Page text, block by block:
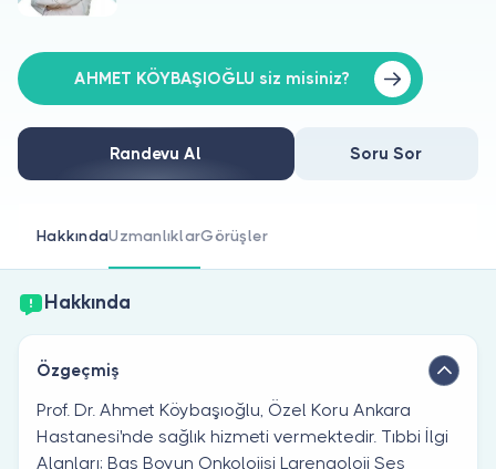
Doktorlar için
Doktor musunuz?
AHMET KÖYBAŞIOĞLU siz misiniz?
Randevu Al Soru Sor
HakkındaUzmanlıklarGörüşler
Hakkında
Özgeçmiş
Prof. Dr. Ahmet Köybaşıoğlu, Özel Koru Ankara
Hastanesi'nde sağlık hizmeti vermektedir. Tıbbi İlgi
Alanları; Baş Boyun Onkolojisi Larengoloji Ses